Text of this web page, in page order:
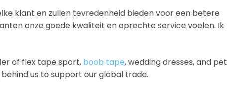
klant en zullen tevredenheid bieden voor een betere
onze goede kwaliteit en oprechte service voelen. Ik
of flex tape sport, boob tape, wedding dresses, and pet
us to support our global trade.